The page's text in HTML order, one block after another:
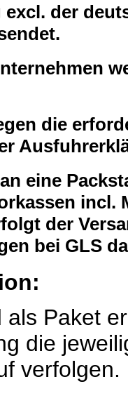
excl. der
die
eine
incl.
der
bei GLS
als Paket
die
verfolgen.